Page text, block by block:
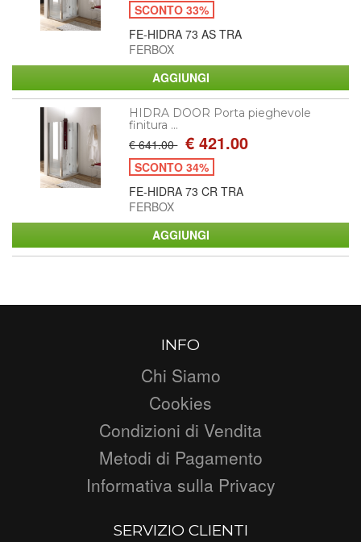
SCONTO 33%
FE-HIDRA 73 AS TRA
FERBOX
HIDRA DOOR Porta pieghevole
finitura ...
€ 641.00 € 421.00
SCONTO 34%
FE-HIDRA 73 CR TRA
FERBOX
INFO
Chi Siamo
Cookies
Condizioni di Vendita
Metodi di Pagamento
Informativa sulla Privacy
SERVIZIO CLIENTI